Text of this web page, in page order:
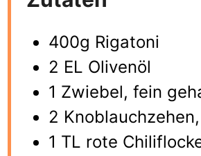
400g Rigatoni
2 EL Olivenöl
1 Zwiebel, fein
2
1 TL rote